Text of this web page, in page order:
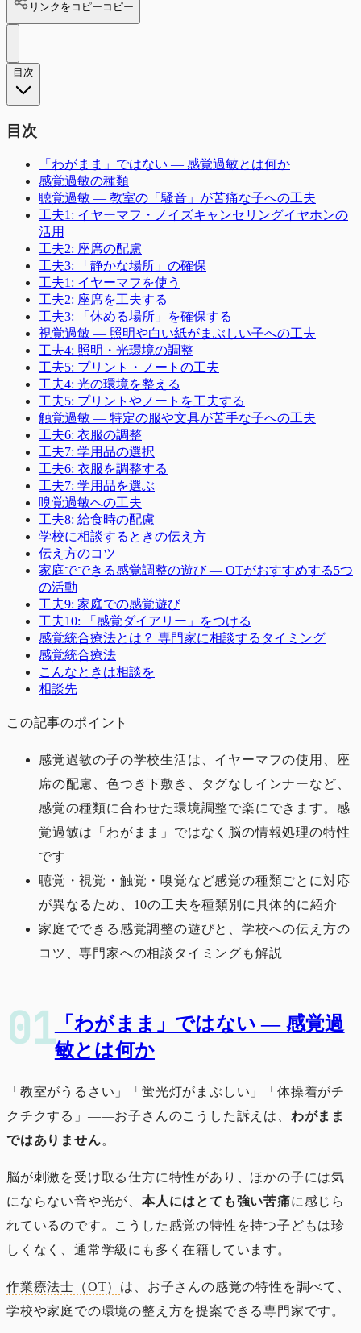
リンクをコピー コピー
目次
目次
「わがまま」ではない ― 感覚過敏とは何か
感覚過敏の種類
聴覚過敏 ― 教室の「騒音」が苦痛な子への工夫
工夫1: イヤーマフ・ノイズキャンセリングイヤホンの
活用
工夫2: 座席の配慮
工夫3: 「静かな場所」の確保
工夫1: イヤーマフを使う
工夫2: 座席を工夫する
工夫3: 「休める場所」を確保する
視覚過敏 ― 照明や白い紙がまぶしい子への工夫
工夫4: 照明・光環境の調整
工夫5: プリント・ノートの工夫
工夫4: 光の環境を整える
工夫5: プリントやノートを工夫する
触覚過敏 ― 特定の服や文具が苦手な子への工夫
工夫6: 衣服の調整
工夫7: 学用品の選択
工夫6: 衣服を調整する
工夫7: 学用品を選ぶ
嗅覚過敏への工夫
工夫8: 給食時の配慮
学校に相談するときの伝え方
伝え方のコツ
家庭でできる感覚調整の遊び ― OTがおすすめする5つ
の活動
工夫9: 家庭での感覚遊び
工夫10: 「感覚ダイアリー」をつける
感覚統合療法とは？ 専門家に相談するタイミング
感覚統合療法
こんなときは相談を
相談先
この記事のポイント
感覚過敏の子の学校生活は、イヤーマフの使用、座
席の配慮、色つき下敷き、タグなしインナーなど、
感覚の種類に合わせた環境調整で楽にできます。感
覚過敏は「わがまま」ではなく脳の情報処理の特性
です
聴覚・視覚・触覚・嗅覚など感覚の種類ごとに対応
が異なるため、10の工夫を種類別に具体的に紹介
家庭でできる感覚調整の遊びと、学校への伝え方の
コツ、専門家への相談タイミングも解説
「わがまま」ではない ― 感覚過
敏とは何か
「教室がうるさい」「蛍光灯がまぶしい」「体操着がチ
クチクする」――お子さんのこうした訴えは、 わがまま
ではありません。
脳が刺激を受け取る仕方に特性があり、ほかの子には気
にならない音や光が、 本人にはとても強い苦痛に感じら
れているのです。こうした感覚の特性を持つ子どもは珍
しくなく、通常学級にも多く在籍しています。
作業療法士（OT） は、お子さんの感覚の特性を調べて、
学校や家庭での環境の整え方を提案できる専門家です。